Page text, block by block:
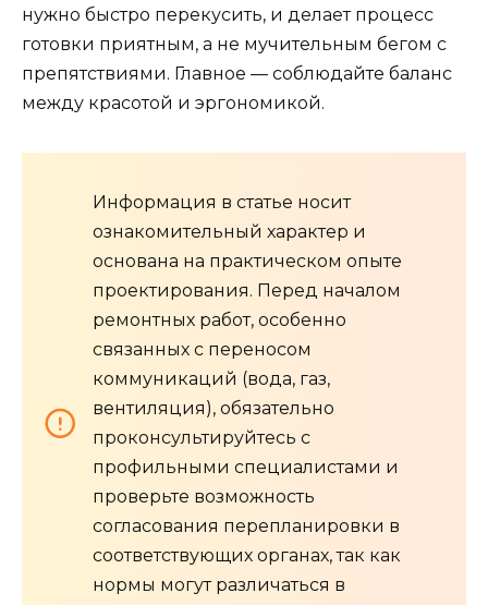
нужно быстро перекусить, и делает процесс
готовки приятным, а не мучительным бегом с
препятствиями. Главное — соблюдайте баланс
между красотой и эргономикой.
Информация в статье носит
ознакомительный характер и
основана на практическом опыте
проектирования. Перед началом
ремонтных работ, особенно
связанных с переносом
коммуникаций (вода, газ,
вентиляция), обязательно
проконсультируйтесь с
профильными специалистами и
проверьте возможность
согласования перепланировки в
соответствующих органах, так как
нормы могут различаться в